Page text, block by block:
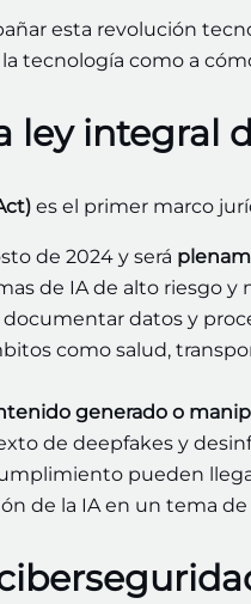
esta revolución
tecnología como a
ley integral
es el primer marco
de 2024 y será
de IA de alto riesgo y
documentar datos y
como salud,
generado o
de deepfakes y
pueden
de la IA en un tema